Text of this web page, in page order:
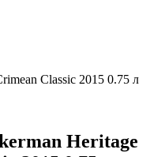
Classic 2015 0.75 л
Heritage